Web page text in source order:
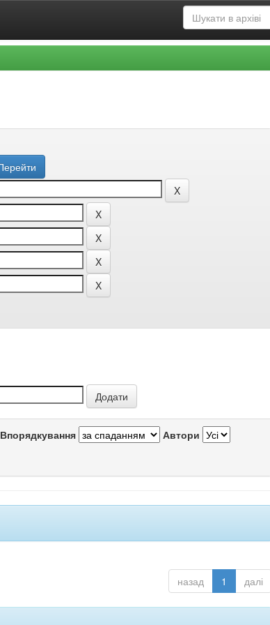
Впорядкування Автори
назад 1 далі